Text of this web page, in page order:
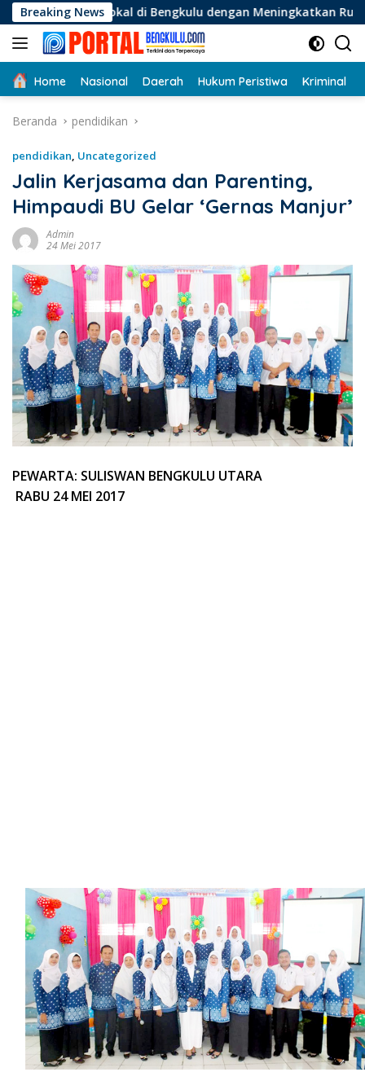
Langsung
ke
konten
Breaking News
di Bengkulu dengan Meningkatkan Ruang Publik dan
Home Nasional Daerah Hukum Peristiwa Kriminal
Beranda pendidikan
pendidikan, Uncategorized
Jalin Kerjasama dan Parenting,
Himpaudi BU Gelar ‘Gernas Manjur’
Admin
24 Mei 2017
PEWARTA: SULISWAN BENGKULU UTARA
RABU 24 MEI 2017